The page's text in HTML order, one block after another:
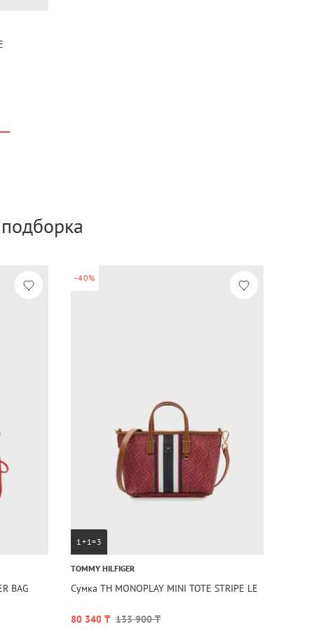
BAG
-40%
1+1=3
TOMMY HILFIGER
Сумка TH MONOPLAY MINI TOTE STRIPE LE
80 340 ₸ 133 900 ₸